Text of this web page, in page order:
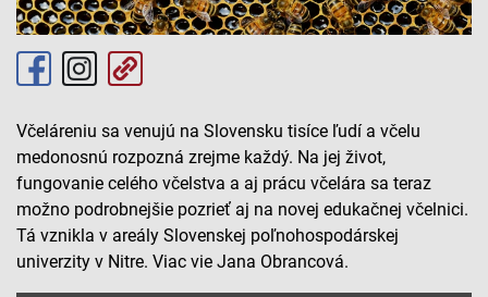
Včeláreniu sa venujú na Slovensku tisíce ľudí a včelu
medonosnú rozpozná zrejme každý. Na jej život,
fungovanie celého včelstva a aj prácu včelára sa teraz
možno podrobnejšie pozrieť aj na novej edukačnej včelnici.
Tá vznikla v areály Slovenskej poľnohospodárskej
univerzity v Nitre. Viac vie Jana Obrancová.